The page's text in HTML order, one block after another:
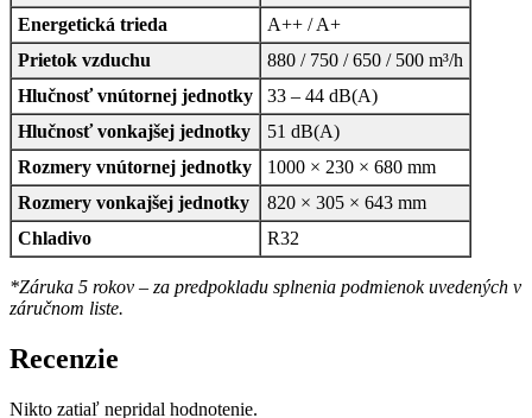
Energetická trieda
A++ / A+
Prietok vzduchu
880 / 750 / 650 / 500 m³/h
Hlučnosť vnútornej jednotky
33 – 44 dB(A)
Hlučnosť vonkajšej jednotky
51 dB(A)
Rozmery vnútornej jednotky
1000 × 230 × 680 mm
Rozmery vonkajšej jednotky
820 × 305 × 643 mm
Chladivo
R32
*Záruka 5 rokov – za predpokladu splnenia podmienok uvedených v
záručnom liste.
Recenzie
Nikto zatiaľ nepridal hodnotenie.